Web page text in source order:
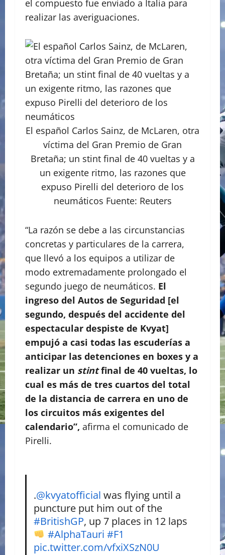
el compuesto fue enviado a Italia para
realizar las averiguaciones.
El español Carlos Sainz, de McLaren, otra
víctima del Gran Premio de Gran
Bretaña; un stint final de 40 vueltas y a
un exigente ritmo, las razones que
expuso Pirelli del deterioro de los
neumáticos Fuente: Reuters
“La razón se debe a las circunstancias
concretas y particulares de la carrera,
que llevó a los equipos a utilizar de
modo extremadamente prolongado el
segundo juego de neumáticos. El
ingreso del Autos de Seguridad [el
segundo, después del accidente del
espectacular despiste de Kvyat]
empujó a casi todas las escuderías a
anticipar las detenciones en boxes y a
realizar un stintfinal de 40 vueltas, lo
cual es más de tres cuartos del total
de la distancia de carrera en uno de
los circuitos más exigentes del
calendario”, afirma el comunicado de
Pirelli.
.@kvyatofficial was flying until a
puncture put him out of the
#BritishGP, up 7 places in 12 laps
#AlphaTauri #F1
pic.twitter.com/vfxiXSzN0U